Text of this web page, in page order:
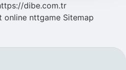
dibe.com.tr
online nttgame Sitemap